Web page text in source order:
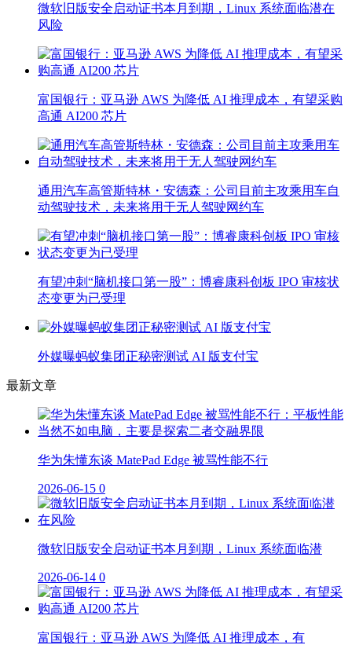
微软旧版安全启动证书本月到期，Linux 系统面临潜在
风险
富国银行：亚马逊 AWS 为降低 AI 推理成本，有望采购
高通 AI200 芯片
通用汽车高管斯特林・安德森：公司目前主攻乘用车自
动驾驶技术，未来将用于无人驾驶网约车
有望冲刺“脑机接口第一股”：博睿康科创板 IPO 审核状
态变更为已受理
外媒曝蚂蚁集团正秘密测试 AI 版支付宝
最新文章
华为朱懂东谈 MatePad Edge 被骂性能不行
2026-06-15 0
微软旧版安全启动证书本月到期，Linux 系统面临潜
2026-06-14 0
富国银行：亚马逊 AWS 为降低 AI 推理成本，有